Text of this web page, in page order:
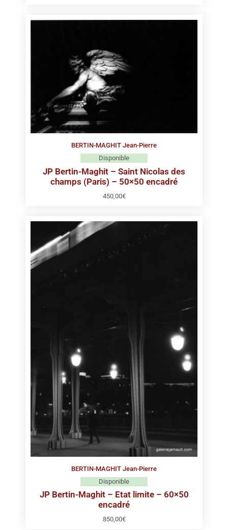
BERTIN-MAGHIT Jean-Pierre
Disponible
JP Bertin-Maghit – Saint Nicolas des
champs (Paris) – 50×50 encadré
450,00€
BERTIN-MAGHIT Jean-Pierre
Disponible
JP Bertin-Maghit – Etat limite – 60×50
encadré
850,00€